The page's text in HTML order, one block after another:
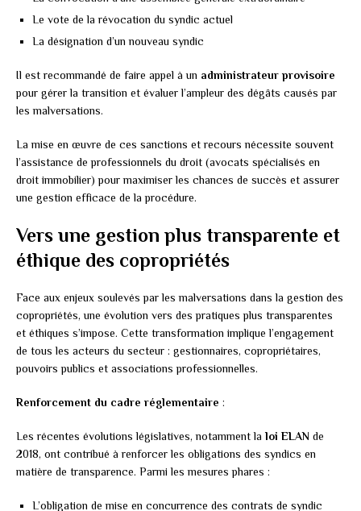
Le vote de la révocation du syndic actuel
La désignation d’un nouveau syndic
Il est recommandé de faire appel à un administrateur provisoire
pour gérer la transition et évaluer l’ampleur des dégâts causés par
les malversations.
La mise en œuvre de ces sanctions et recours nécessite souvent
l’assistance de professionnels du droit (avocats spécialisés en
droit immobilier) pour maximiser les chances de succès et assurer
une gestion efficace de la procédure.
Vers une gestion plus transparente et
éthique des copropriétés
Face aux enjeux soulevés par les malversations dans la gestion des
copropriétés, une évolution vers des pratiques plus transparentes
et éthiques s’impose. Cette transformation implique l’engagement
de tous les acteurs du secteur : gestionnaires, copropriétaires,
pouvoirs publics et associations professionnelles.
Renforcement du cadre réglementaire :
Les récentes évolutions législatives, notamment la loi ELAN de
2018, ont contribué à renforcer les obligations des syndics en
matière de transparence. Parmi les mesures phares :
L’obligation de mise en concurrence des contrats de syndic